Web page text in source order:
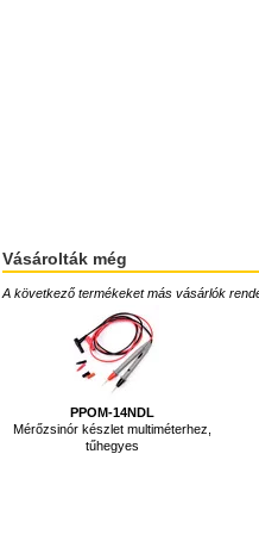
Vásárolták még
A következő termékeket más vásárlók
PPOM-14NDL
Mérőzsinór készlet multiméterhez,
tűhegyes